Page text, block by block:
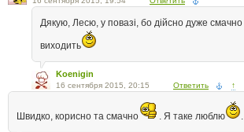
Дякую, Лесю, у повазі, бо дійсно дуже смачно
виходить
Koenigin
16 сентября 2015, 20:15 Ответить ↑
Швидко, корисно та смачно . Я таке люблю .